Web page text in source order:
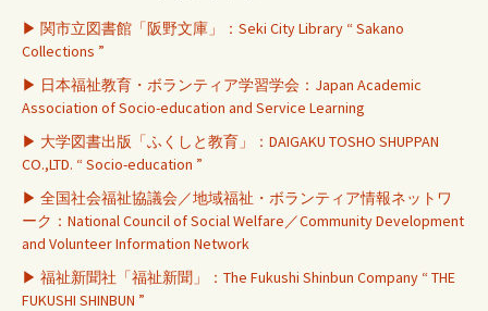
▶ 関市立図書館「阪野文庫」：Seki City Library “ Sakano
Collections ”
▶ 日本福祉教育・ボランティア学習学会：Japan Academic
Association of Socio-education and Service Learning
▶ 大学図書出版「ふくしと教育」：DAIGAKU TOSHO SHUPPAN
CO.,LTD. “ Socio-education ”
▶ 全国社会福祉協議会／地域福祉・ボランティア情報ネットワ
ーク：National Council of Social Welfare／Community Development
and Volunteer Information Network
▶ 福祉新聞社「福祉新聞」：The Fukushi Shinbun Company “ THE
FUKUSHI SHINBUN ”